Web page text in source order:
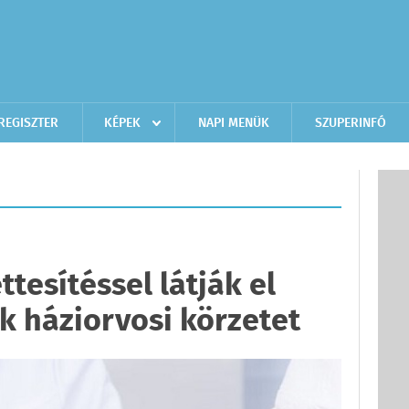
KÉPEK NAPI MENÜK SZUPERINFÓ
látják el
háziorvosi körzetet